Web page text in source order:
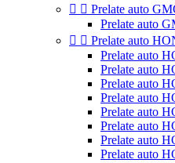
  Prelate auto
Prelate auto
  Prelate auto
Prelate auto
Prelate auto
Prelate auto
Prelate auto
Prelate auto
Prelate auto
Prelate auto
Prelate auto